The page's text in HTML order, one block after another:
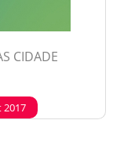
CIDADE
2017